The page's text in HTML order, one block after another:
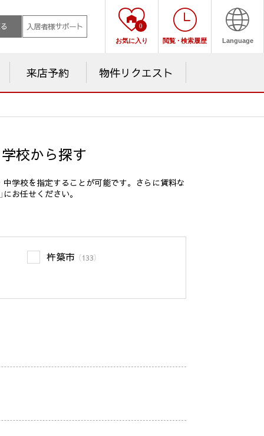
入居者様サポート 0
お気に入り 閲覧・ 検索履歴 Language
来店予約 物件リクエスト
校から探す
学校を指定することが可能です。さらに賃料な
お任せください。
杵築市 （133）